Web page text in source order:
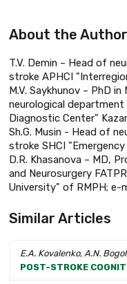
About the
T.V. Demin – Head of
stroke APHCI
M.V. Saykhunov – PhD
neurological department
Diagnostic Center"
Sh.G. Musin - Head of
stroke SHCI
D.R. Khasanova – MD,
and Neurosurgery
University" of RMPH; e-
Similar Articles
E.A. Kovalenko, A.N.
POST-STROKE